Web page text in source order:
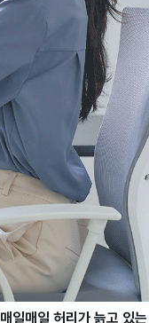
매일매일 허리가 늙고 있는